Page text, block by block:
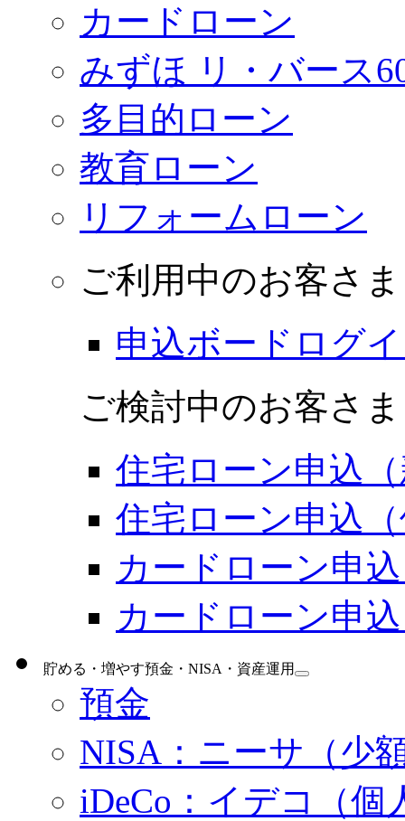
カードローン
みずほ リ・バース
多目的ローン
教育ローン
リフォームローン
ご利用中のお客さま
申込ボードログ
ご検討中のお客さま
住宅ローン申込
住宅ローン申込
カードローン申
カードローン申
貯める・増やす預金・NISA・資産運用
預金
NISA：ニーサ（少
iDeCo：イデコ（個